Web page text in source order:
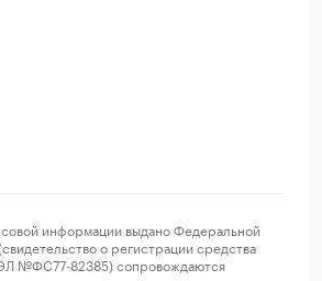
информации выдано Федеральной
о регистрации средства
ЭЛ №ФС77-82385) сопровождаются